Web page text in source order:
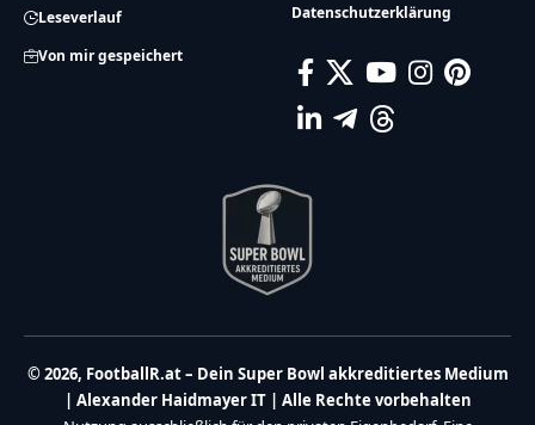
Leseverlauf
Von mir gespeichert
Datenschutzerklärung
© 2026, FootballR.at – Dein Super Bowl akkreditiertes Medium
| Alexander Haidmayer IT | Alle Rechte vorbehalten